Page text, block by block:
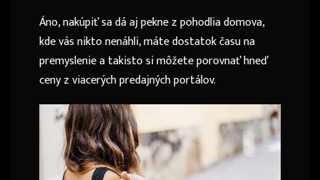
Áno, nakúpiť sa dá aj pekne z pohodlia domova,
kde vás nikto nenáhli, máte dostatok času na
premyslenie a takisto si môžete porovnať hneď
ceny z viacerých predajných portálov.